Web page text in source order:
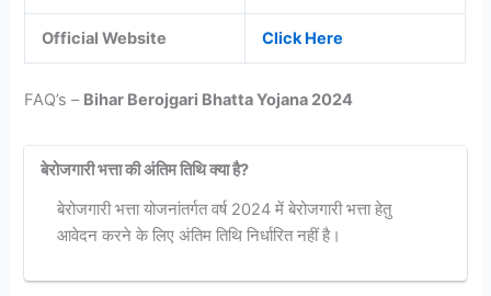
Official Website Click Here
FAQ’s – Bihar Berojgari Bhatta Yojana 2024
बेरोजगारी भत्ता की अंतिम तिथि क्या है?
बेरोजगारी भत्ता योजनांतर्गत वर्ष 2024 में बेरोजगारी भत्ता हेतु
आवेदन करने के लिए अंतिम तिथि निर्धारित नहीं है।